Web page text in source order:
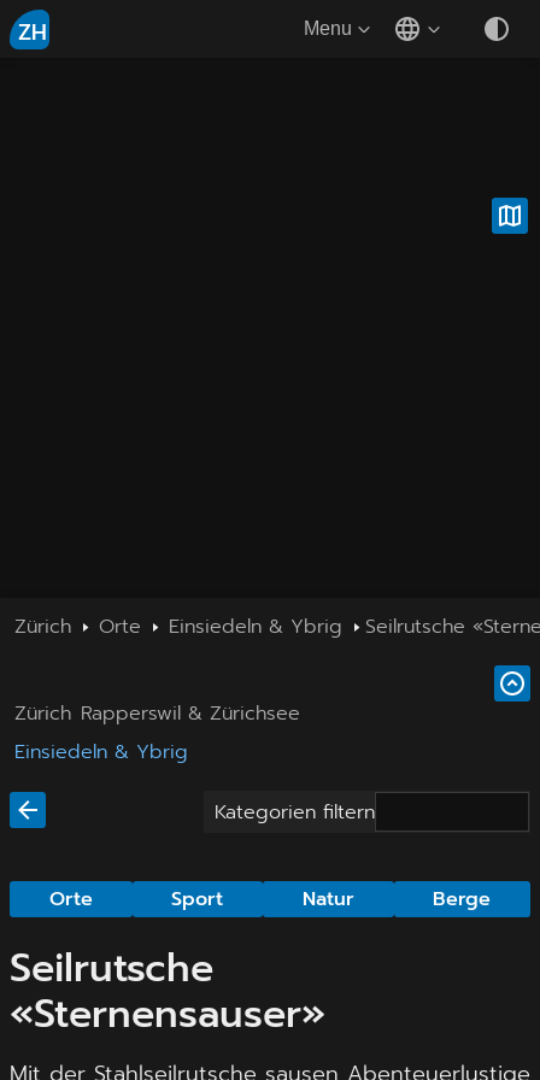
ZH Menu
Zürich Orte Einsiedeln & Ybrig Seilrutsche
Zürich Rapperswil & Zürichsee
Einsiedeln & Ybrig
Kategorien filtern
Orte Sport Natur Berge
Seilrutsche
«Sternensauser»